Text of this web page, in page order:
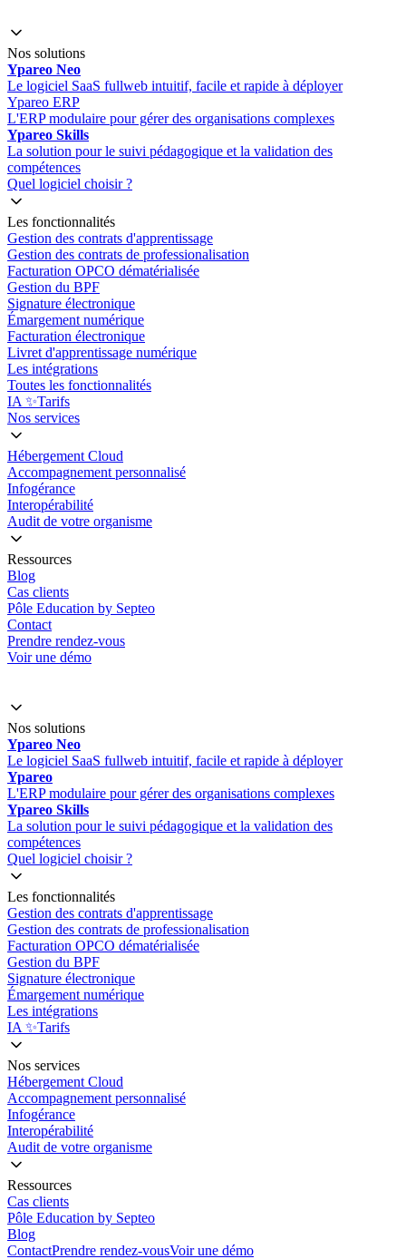
Nos solutions
Ypareo Neo
Le logiciel SaaS fullweb intuitif, facile et rapide à déployer
Ypareo ERP
L'ERP modulaire pour gérer des organisations complexes
Ypareo Skills
La solution pour le suivi pédagogique et la validation des
compétences
Quel logiciel choisir ?
Les fonctionnalités
Gestion des contrats d'apprentissage
Gestion des contrats de professionalisation
Facturation OPCO dématérialisée
Gestion du BPF
Signature électronique
Émargement numérique
Facturation électronique
Livret d'apprentissage numérique
Les intégrations
Toutes les fonctionnalités
IA ✨Tarifs
Nos services
Hébergement Cloud
Accompagnement personnalisé
Infogérance
Interopérabilité
Audit de votre organisme
Ressources
Blog
Cas clients
Pôle Education by Septeo
Contact
Prendre rendez-vous
Voir une démo
Nos solutions
Ypareo Neo
Le logiciel SaaS fullweb intuitif, facile et rapide à déployer
Ypareo
L'ERP modulaire pour gérer des organisations complexes
Ypareo Skills
La solution pour le suivi pédagogique et la validation des
compétences
Quel logiciel choisir ?
Les fonctionnalités
Gestion des contrats d'apprentissage
Gestion des contrats de professionalisation
Facturation OPCO dématérialisée
Gestion du BPF
Signature électronique
Émargement numérique
Les intégrations
IA ✨Tarifs
Nos services
Hébergement Cloud
Accompagnement personnalisé
Infogérance
Interopérabilité
Audit de votre organisme
Ressources
Cas clients
Pôle Education by Septeo
Blog
ContactPrendre rendez-vousVoir une démo